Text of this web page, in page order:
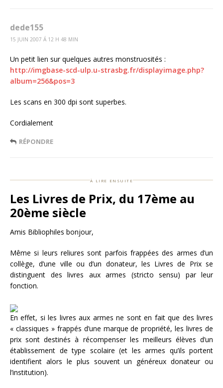
dede155
15 JUIN 2007 Á 12 H 48 MIN
Un petit lien sur quelques autres monstruosités :
http://imgbase-scd-ulp.u-strasbg.fr/displayimage.php?
album=256&pos=3
Les scans en 300 dpi sont superbes.
Cordialement
RÉPONDRE
à lire ensuite
Les Livres de Prix, du 17ème au
20ème siècle
Amis Bibliophiles bonjour,
Même si leurs reliures sont parfois frappées des armes d’un
collège, d’une ville ou d’un donateur, les Livres de Prix se
distinguent des livres aux armes (stricto sensu) par leur
fonction.
En effet, si les livres aux armes ne sont en fait que des livres
« classiques » frappés d’une marque de propriété, les livres de
prix sont destinés à récompenser les meilleurs élèves d’un
établissement de type scolaire (et les armes qu’ils portent
identifient alors le plus souvent un généreux donateur ou
l’institution).